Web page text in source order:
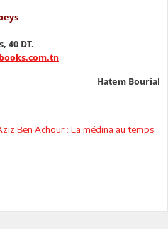
40 DT.
Hatem Bourial
Ben Achour : La médina au temps